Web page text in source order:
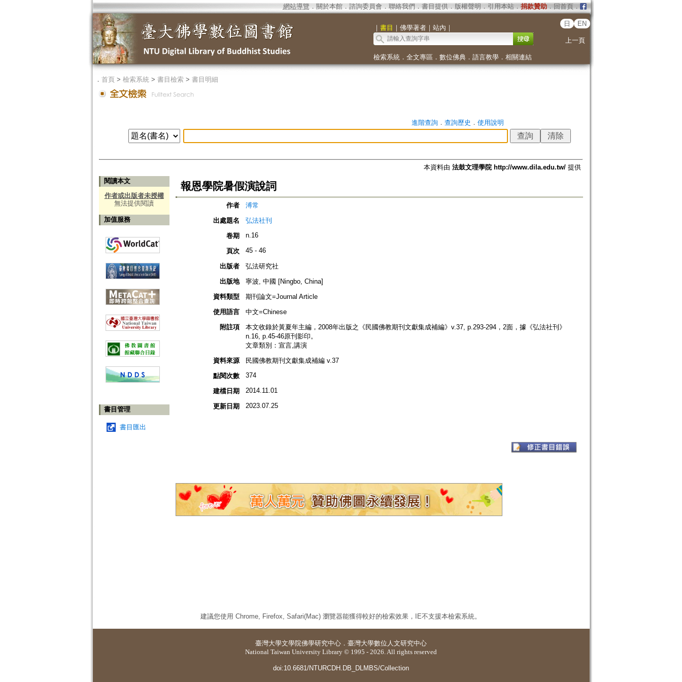
網站導覽 ． 關於本館． 諮詢委員會． 聯絡我們 ． 書目提供． 版權聲明 ． 引用本站． 捐款贊助．回首頁．
｜ 書目 ｜ 佛學著者｜ 站內 ｜
日 EN
上一頁
檢索系統． 全文專區 ． 數位佛典． 語言教學． 相關連結
． 首頁> 檢索系統> 書目檢索> 書目明細
進階查詢． 查詢歷史 ． 使用說明
本資料由 法鼓文理學院 http://www.dila.edu.tw/提供
閱讀本文
作者或出版者未授權
無法提供閱讀
加值服務
書目管理
書目匯出
報恩學院暑假演說詞
作者
溥常
出處題名
弘法社刊
卷期
n.16
頁次 45 - 46
出版者
弘法研究社
出版地
寧波, 中國 [Ningbo, China]
資料類型
期刊論文=Journal Article
使用語言
中文=Chinese
附註項
本文收錄於黃夏年主編，2008年出版之《民國佛教期刊文獻集成補編》v.37, p.293-294，2面，據《弘法社刊》
n.16, p.45-46原刊影印。
文章類別：宣言,講演
資料來源
民國佛教期刊文獻集成補編 v.37
點閱次數
374
建檔日期 2014.11.01
更新日期 2023.07.25
建議您使用 Chrome, Firefox, Safari(Mac) 瀏覽器能獲得較好的檢索效果，IE不支援本檢索系統。
臺灣大學文學院佛學研究中心 ． 臺灣大學數位人文研究中心
National Taiwan University Library © 1995 - 2026. All rights reserved
doi:10.6681/NTURCDH.DB_DLMBS/Collection